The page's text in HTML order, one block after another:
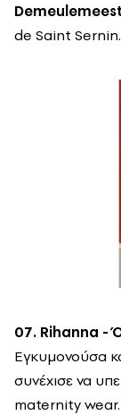
de Saint Sernin.
07. Rihanna -
Εγκυμονούσα
συνέχισε να
maternity wear.